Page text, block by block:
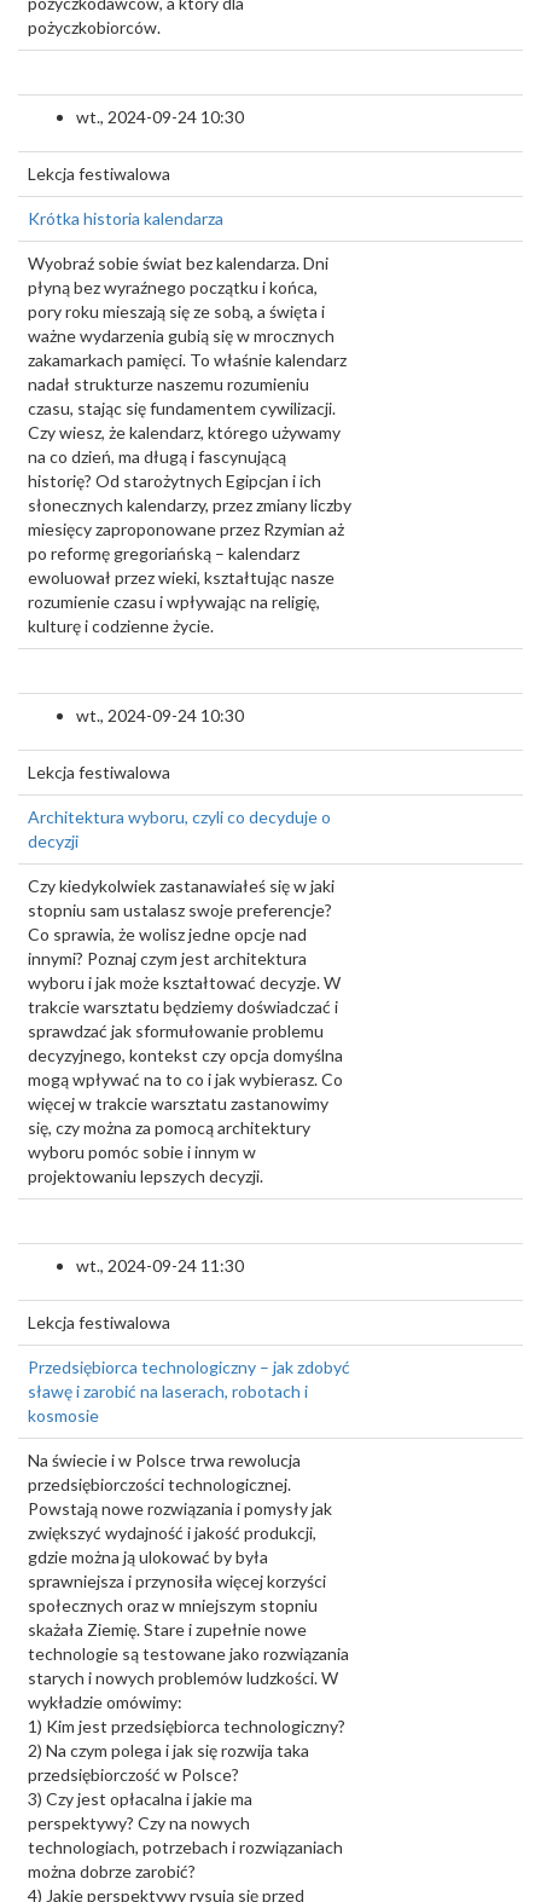
pożyczkobiorców.
wt., 2024-09-24 10:30
Lekcja festiwalowa
Krótka historia kalendarza
Wyobraź sobie świat bez kalendarza. Dni
płyną bez wyraźnego początku i końca,
pory roku mieszają się ze sobą, a święta i
ważne wydarzenia gubią się w mrocznych
zakamarkach pamięci. To właśnie kalendarz
nadał strukturze naszemu rozumieniu
czasu, stając się fundamentem cywilizacji.
Czy wiesz, że kalendarz, którego używamy
na co dzień, ma długą i fascynującą
historię? Od starożytnych Egipcjan i ich
słonecznych kalendarzy, przez zmiany liczby
miesięcy zaproponowane przez Rzymian aż
po reformę gregoriańską – kalendarz
ewoluował przez wieki, kształtując nasze
rozumienie czasu i wpływając na religię,
kulturę i codzienne życie.
wt., 2024-09-24 10:30
Lekcja festiwalowa
Architektura wyboru, czyli co decyduje o
decyzji
Czy kiedykolwiek zastanawiałeś się w jaki
stopniu sam ustalasz swoje preferencje?
Co sprawia, że wolisz jedne opcje nad
innymi? Poznaj czym jest architektura
wyboru i jak może kształtować decyzje. W
trakcie warsztatu będziemy doświadczać i
sprawdzać jak sformułowanie problemu
decyzyjnego, kontekst czy opcja domyślna
mogą wpływać na to co i jak wybierasz. Co
więcej w trakcie warsztatu zastanowimy
się, czy można za pomocą architektury
wyboru pomóc sobie i innym w
projektowaniu lepszych decyzji.
wt., 2024-09-24 11:30
Lekcja festiwalowa
Przedsiębiorca technologiczny – jak zdobyć
sławę i zarobić na laserach, robotach i
kosmosie
Na świecie i w Polsce trwa rewolucja
przedsiębiorczości technologicznej.
Powstają nowe rozwiązania i pomysły jak
zwiększyć wydajność i jakość produkcji,
gdzie można ją ulokować by była
sprawniejsza i przynosiła więcej korzyści
społecznych oraz w mniejszym stopniu
skażała Ziemię. Stare i zupełnie nowe
technologie są testowane jako rozwiązania
starych i nowych problemów ludzkości. W
wykładzie omówimy:
1) Kim jest przedsiębiorca technologiczny?
2) Na czym polega i jak się rozwija taka
przedsiębiorczość w Polsce?
3) Czy jest opłacalna i jakie ma
perspektywy? Czy na nowych
technologiach, potrzebach i rozwiązaniach
można dobrze zarobić?
4) Jakie perspektywy rysują się przed